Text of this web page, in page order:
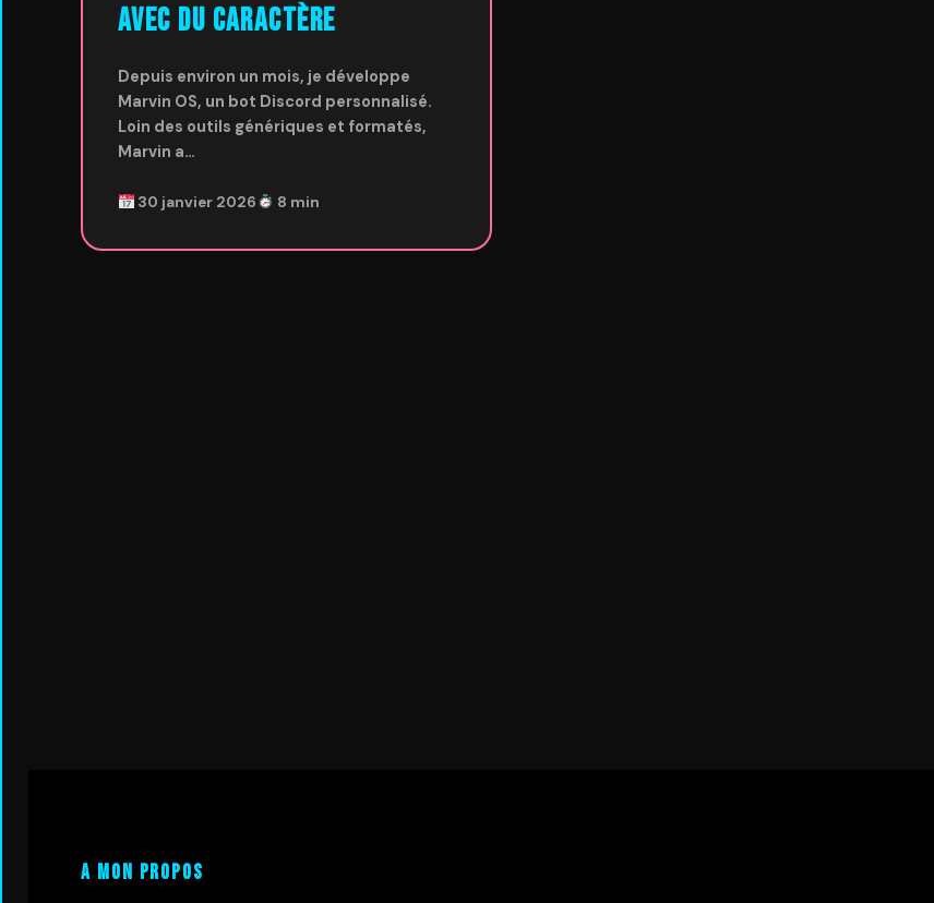
avec du Caractère
Depuis environ un mois, je développe
Marvin OS, un bot Discord personnalisé.
Loin des outils génériques et formatés,
Marvin a…
30 janvier 2026 8 min
A mon propos